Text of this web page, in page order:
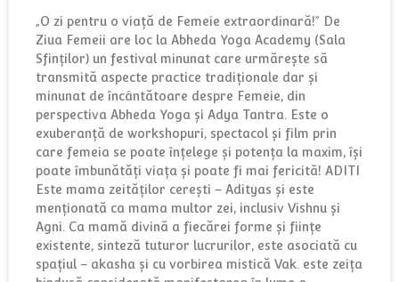
„O zi pentru o viață de Femeie extraordinară!” De
Ziua Femeii are loc la Abheda Yoga Academy (Sala
Sfinților) un festival minunat care urmărește să
transmită aspecte practice tradiționale dar și
minunat de încântătoare despre Femeie, din
perspectiva Abheda Yoga și Adya Tantra. Este o
exuberanță de workshopuri, spectacol și film prin
care femeia se poate înțelege și potența la maxim, își
poate îmbunătăți viața și poate fi mai fericită! ADITI
Este mama zeităților cerești – Adityas și este
menționată ca mama multor zei, inclusiv Vishnu și
Agni. Ca mamă divină a fiecărei forme și ființe
existente, sinteză tuturor lucrurilor, este asociată cu
spațiul – akasha și cu vorbirea mistică Vak. este zeița